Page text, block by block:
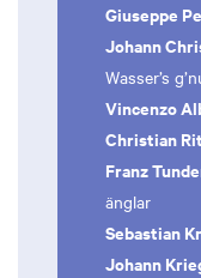
Giuseppe
Johann
Wasser’s
Vincenzo
Christian
Franz
änglar
Sebastian
Johann